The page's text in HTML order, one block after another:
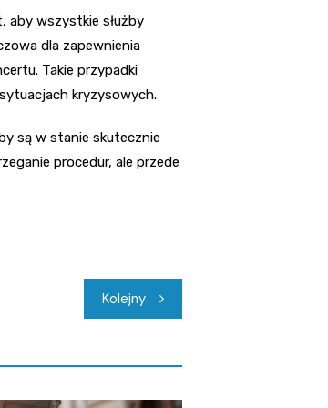
aby wszystkie służby
dla zapewnienia
Takie przypadki
kryzysowych.
są w stanie skutecznie
procedur, ale przede
Kolejny